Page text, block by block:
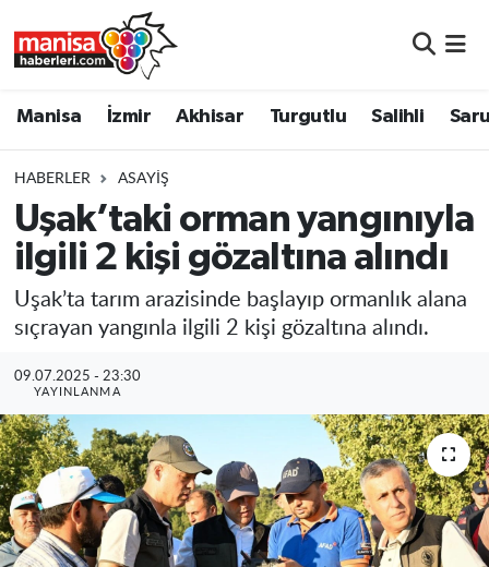
Manisa İzmir Akhisar Turgutlu Salihli
HABERLER ASAYIŞ
Uşak’taki orman yangınıyla
ilgili 2 kişi gözaltına alındı
Uşak’ta tarım arazisinde başlayıp ormanlık alana
sıçrayan yangınla ilgili 2 kişi gözaltına alındı.
09.07.2025 - 23:30
YAYINLANMA
Turgutlu
Salihli
Soma
Resmi İlanlar
Manisa Nöbetçi Eczaneler
Manisa Trafik Yoğunluk Haritası
Süper Lig Puan Durumu ve Fikstür
Son Dakika Haberleri
Haber Arşivi